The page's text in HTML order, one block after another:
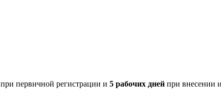
при первичной регистрации и 5 рабочих дней при внесении